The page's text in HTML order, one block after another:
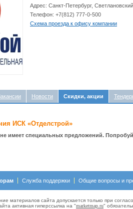
Адрес: Санкт-Петербург,
Телефон: +7(812) 777-0-500
Схема проезда к офису компании
Новости Скидки, акции
ИСК «Отделстрой»
имеет специальных предложений.
Служба поддержки Общие вопросы и
материалов сайта допускается только при
активная гиперсcылка на "marketmap.ru"